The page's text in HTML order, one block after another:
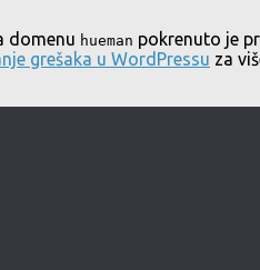
domenu hueman pokrenuto je
grešaka u WordPressu za